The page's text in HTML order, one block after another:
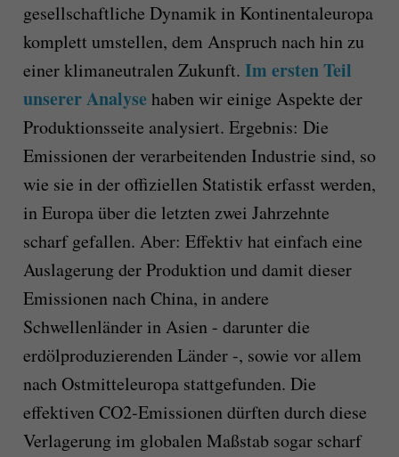
gesellschaftliche Dynamik in Kontinentaleuropa
komplett umstellen, dem Anspruch nach hin zu
einer klimaneutralen Zukunft. Im ersten Teil
unserer Analyse haben wir einige Aspekte der
Produktionsseite analysiert. Ergebnis: Die
Emissionen der verarbeitenden Industrie sind, so
wie sie in der offiziellen Statistik erfasst werden,
in Europa über die letzten zwei Jahrzehnte
scharf gefallen. Aber: Effektiv hat einfach eine
Auslagerung der Produktion und damit dieser
Emissionen nach China, in andere
Schwellenländer in Asien - darunter die
erdölproduzierenden Länder -, sowie vor allem
nach Ostmitteleuropa stattgefunden. Die
effektiven CO2-Emissionen dürften durch diese
Verlagerung im globalen Maßstab sogar scharf